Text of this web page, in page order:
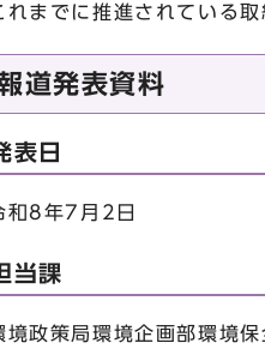
れまでに推進されている取
道発表資料
表日
和8年7月2日
当課
境政策局環境企画部環境